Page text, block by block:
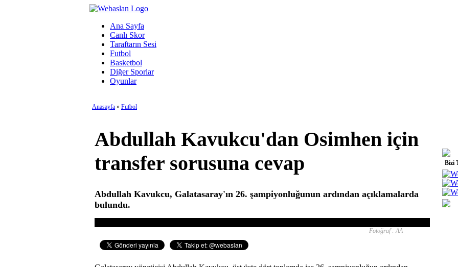
Ana Sayfa
Canlı Skor
Taraftarın Sesi
Futbol
Basketbol
Diğer Sporlar
Oyunlar
Anasayfa » Futbol
Abdullah Kavukcu'dan Osimhen için
transfer sorusuna cevap
Abdullah Kavukcu, Galatasaray'ın 26. şampiyonluğunun ardından açıklamalarda
bulundu.
Fotoğraf : AA
Bizi